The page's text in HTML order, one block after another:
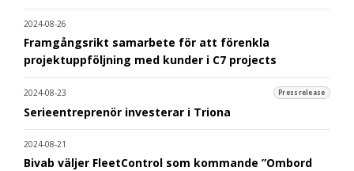
2024-08-26
Framgångsrikt samarbete för att förenkla
projektuppföljning med kunder i C7 projects
2024-08-23 Pressrelease
Serieentreprenör investerar i Triona
2024-08-21
Bivab väljer FleetControl som kommande ”Ombord